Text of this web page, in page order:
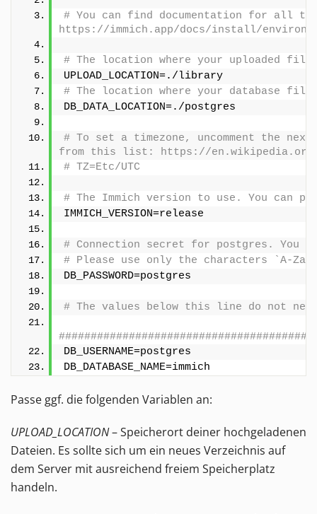
# You can find documentation for all
https://immich.app/docs/install/
# The location where your uploaded
UPLOAD_LOCATION=./library
# The location where your database
DB_DATA_LOCATION=./postgres
# To set a timezone, uncomment the
from this list: https://en.wikipedia.org/
# TZ=Etc/UTC
# The Immich version to use. You
IMMICH_VERSION=release
# Connection secret for postgres. You
# Please use only the characters `A-
DB_PASSWORD=postgres
# The values below this line do not
DB_USERNAME=postgres
DB_DATABASE_NAME=immich
Passe ggf. die folgenden Variablen an:
UPLOAD_LOCATION– Speicherort deiner hochgeladenen
Dateien. Es sollte sich um ein neues Verzeichnis auf
dem Server mit ausreichend freiem Speicherplatz
handeln.